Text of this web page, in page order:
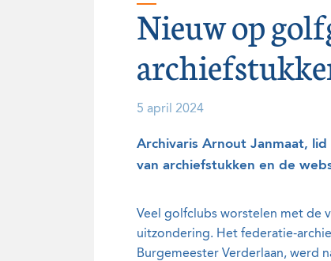
Nieuw op
5 april 2024
Archivaris Arnout Janmaat,
van archiefstukken en de
Veel golfclubs worstelen met de
uitzondering. Het federatie-
Burgemeester Verderlaan, werd